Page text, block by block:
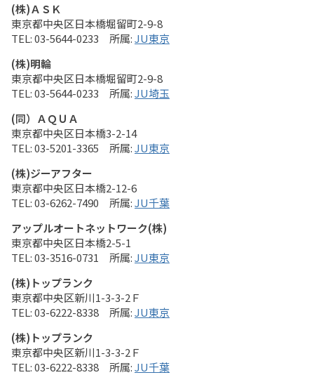
(株)ＡＳＫ
東京都中央区日本橋堀留町2-9-8
03-5644-0233
JU東京
(株)明輪
東京都中央区日本橋堀留町2-9-8
03-5644-0233
JU埼玉
(同）ＡＱＵＡ
東京都中央区日本橋3-2-14
03-5201-3365
JU東京
(株)ジーアフター
東京都中央区日本橋2-12-6
03-6262-7490
JU千葉
アップルオートネットワーク(株)
東京都中央区日本橋2-5-1
03-3516-0731
JU東京
(株)トップランク
東京都中央区新川1-3-3-2Ｆ
03-6222-8338
JU東京
(株)トップランク
東京都中央区新川1-3-3-2Ｆ
03-6222-8338
JU千葉